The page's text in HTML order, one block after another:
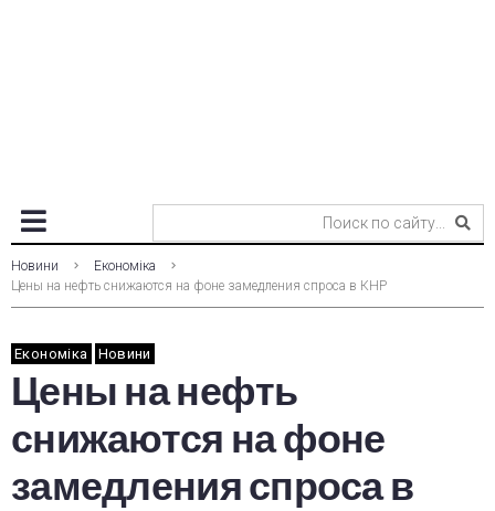
Новини
Економіка
Цены на нефть снижаются на фоне замедления спроса в КНР
Економіка Новини
Цены на нефть
снижаются на фоне
замедления спроса в